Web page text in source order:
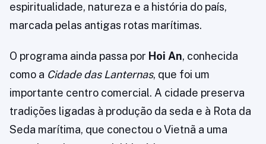
espiritualidade, natureza e a história do país,
marcada pelas antigas rotas marítimas.
O programa ainda passa por Hoi An, conhecida
como a Cidade das Lanternas, que foi um
importante centro comercial. A cidade preserva
tradições ligadas à produção da seda e à Rota da
Seda marítima, que conectou o Vietnã a uma